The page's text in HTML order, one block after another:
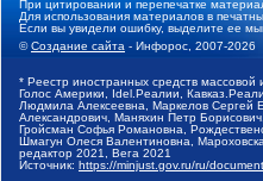
При цитировании и перепечатке
Для использования материалов в
Если вы увидели ошибку, выделите ее
©Создание сайта - Инфорос, 2007-2026
* Реестр иностранных средств
Голос Америки, Idel.Реалии,
Людмила Алексеевна, Маркелов Сергей
Александрович, Маняхин Петр
Гройсман Софья Романовна,
Шмагун Олеся Валентиновна,
редактор 2021, Вега 2021
Источник: https://minjust.gov.ru/ru/